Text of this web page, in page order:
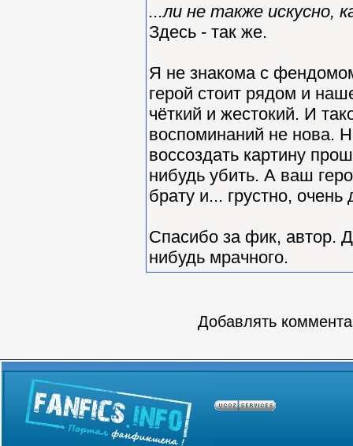
...ли не также искусно,
Здесь - так же.
Я не знакома с
герой стоит рядом и
чёткий и жестокий. И
воспоминаний не нова.
воссоздать картину
нибудь убить. А ваш
брату и... грустно,
Спасибо за фик, автор.
нибудь мрачного.
Добавлять